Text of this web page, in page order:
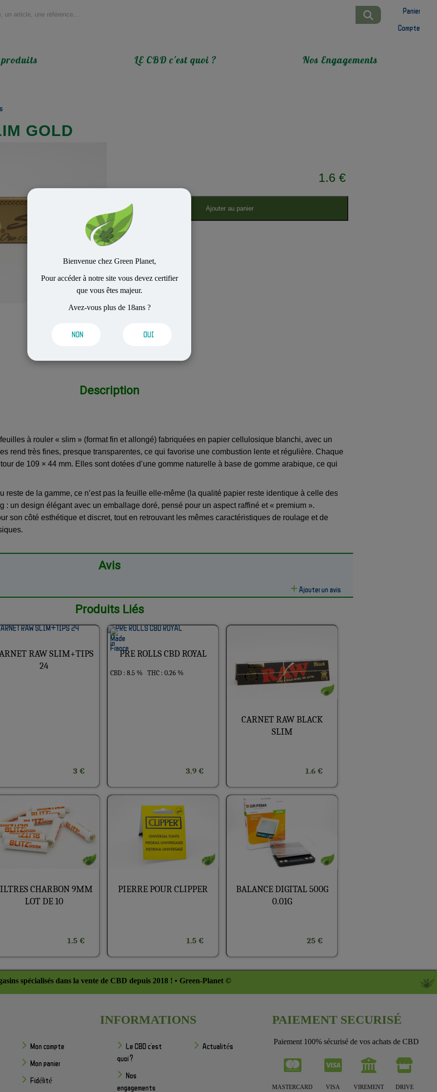
Bienvenue chez Green Planet,
Pour accéder à notre site vous devez certifier
que vous êtes majeur.
Avez-vous plus de 18ans ?
NON OUI
Panier
Compte
produits LE CBD c'est quoi ? Nos Engagements
GOLD
1.6 €
Ajouter au panier
Description
à rouler « slim » (format fin et allongé) fabriquées en papier cellulosique blanchi, avec un
rend très fines, presque transparentes, ce qui favorise une combustion lente et régulière. Chaque
de 109 × 44 mm. Elles sont dotées d’une gomme naturelle à base de gomme arabique, ce qui
reste de la gamme, ce n’est pas la feuille elle-même (la qualité papier reste identique à celle des
: un design élégant avec un emballage doré, pensé pour un aspect raffiné et « premium ».
son côté esthétique et discret, tout en retrouvant les mêmes caractéristiques de roulage et de
Avis
Ajouter un avis
Produits Liés
RAW SLIM+TIPS
24
3 €
PRE ROLLS CBD ROYAL
CBD : 8.5 % THC : 0.26 %
3.9 €
CARNET RAW BLACK
SLIM
1.6 €
CHARBON 9MM
LOT DE 10
1.5 €
PIERRE POUR CLIPPER
1.5 €
BALANCE DIGITAL 500G
0.01G
25 €
spécialisés dans la vente de CBD depuis 2018 ! • Green-Planet ©
Mon compte
Mon panier
Fidélité
INFORMATIONS
Le CBD c'est
quoi ?
Nos
engagements
Actualités
PAIEMENT SECURISÉ
Paiement 100% sécurisé de vos achats de CBD
MASTERCARD VISA VIREMENT DRIVE